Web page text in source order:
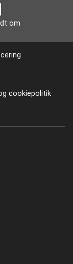
om
cookiepolitik